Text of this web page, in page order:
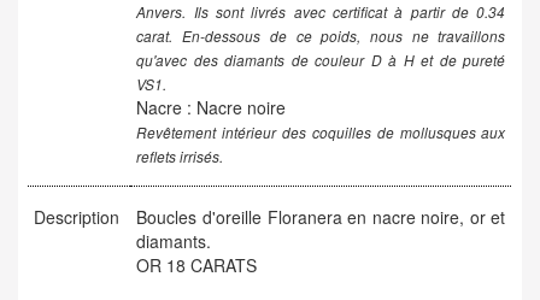
Anvers. Ils sont livrés avec certificat à partir de 0.34
carat. En-dessous de ce poids, nous ne travaillons
qu'avec des diamants de couleur D à H et de pureté
VS1.
Nacre : Nacre noire
Revêtement intérieur des coquilles de mollusques aux
reflets irrisés.
Description
Boucles d'oreille Floranera en nacre noire, or et
diamants.
OR 18 CARATS